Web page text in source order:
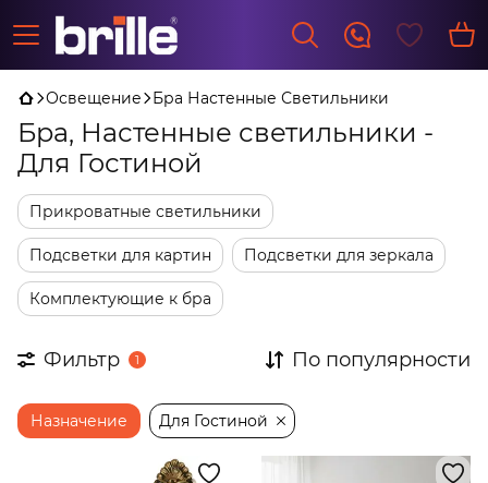
Освещение Бра Настенные Светильники
Бра, Настенные светильники -
Для Гостиной
Прикроватные светильники
Подсветки для картин Подсветки для зеркала
Комплектующие к бра
Фильтр 1 По популярности
Назначение Для Гостиной